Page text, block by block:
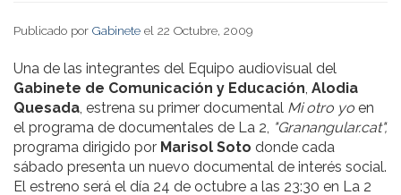
Publicado por Gabinete el 22 Octubre, 2009
Una de las integrantes del Equipo audiovisual del
Gabinete de Comunicación y Educación, Alodia
Quesada, estrena su primer documental Mi otro yo en
el programa de documentales de La 2, "Granangular.cat",
programa dirigido por Marisol Soto donde cada
sábado presenta un nuevo documental de interés social.
El estreno será el día 24 de octubre a las 23:30 en La 2